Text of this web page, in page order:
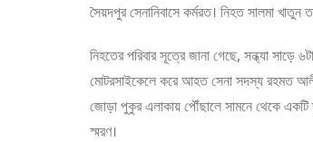
সৈয়দপুর সেনানিবাসে কর্মরত। নিহত সালমা খাতুন
নিহতের পরিবার সূত্রে জানা গেছে, সন্ধ্যা সাড়ে
মোটরসাইকেলে করে আহত সেনা সদস্য রহমত আলী
জোড়া পুকুর এলাকায় পৌঁছালে সামনে থেকে একটি
স্মরণ।